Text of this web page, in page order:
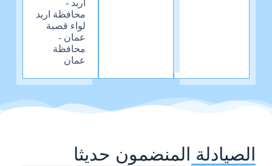
اربد -
محافظة اربد
لواء قصبة
عمان -
محافظة
عمان
الصيادلة المنضمون حديثا